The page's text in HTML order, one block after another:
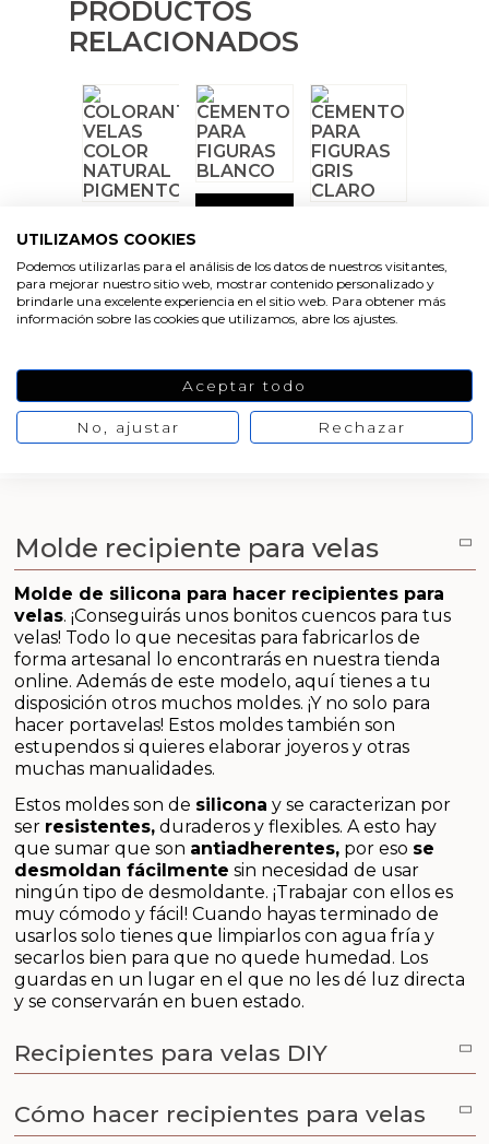
PRODUCTOS
RELACIONADOS
VER
PRODUCTO
VER
VER
PRODUCTO
VER
PRODUCTO
Molde recipiente para velas
Molde de silicona para hacer recipientes para
velas. ¡Conseguirás unos bonitos cuencos para tus
velas! Todo lo que necesitas para fabricarlos de
forma artesanal lo encontrarás en nuestra tienda
online. Además de este modelo, aquí tienes a tu
disposición otros muchos moldes. ¡Y no solo para
hacer portavelas! Estos moldes también son
estupendos si quieres elaborar joyeros y otras
muchas manualidades.
Estos moldes son de silicona y se caracterizan por
ser resistentes,duraderos y flexibles. A esto hay
que sumar que son antiadherentes,por eso se
desmoldan fácilmente sin necesidad de usar
ningún tipo de desmoldante. ¡Trabajar con ellos es
muy cómodo y fácil! Cuando hayas terminado de
usarlos solo tienes que limpiarlos con agua fría y
secarlos bien para que no quede humedad. Los
guardas en un lugar en el que no les dé luz directa
y se conservarán en buen estado.
Recipientes para velas DIY
Cómo hacer recipientes para velas
Recipientes para velas
Leches, aguas e hidrolatos
Recambio ambientador
Purpurinas, micas y nacarantes
Etiquetas para regalos
Conservantes, Fijadores y reguladores de PH
Arcillas
Productos químicos
Accesorios
Libros y revistas diy
Conchas, caracolas y estrellas de mar
Materiales para detalles hechos a mano
Huerto ecologico
Cosmética coreana K-Beauty
Arenas de colores
Aceites y Mantecas
Aceites Esenciales
Aceite de Coco
Arcillas sales y exfoliantes
Productos quimicos grado cosmético
Granulos exfoliantes para cremas
Pegatinas para cremas
Espátulas para Crema
Moldes para hacer velas originales
Moldes velas despedida de soltera
Moldes velas para rituales
UTILIZAMOS COOKIES
Podemos utilizarlas para el análisis de los datos de nuestros visitantes,
para mejorar nuestro sitio web, mostrar contenido personalizado y
brindarle una excelente experiencia en el sitio web. Para obtener más
información sobre las cookies que utilizamos, abre los ajustes.
Aceptar todo
No, ajustar Rechazar